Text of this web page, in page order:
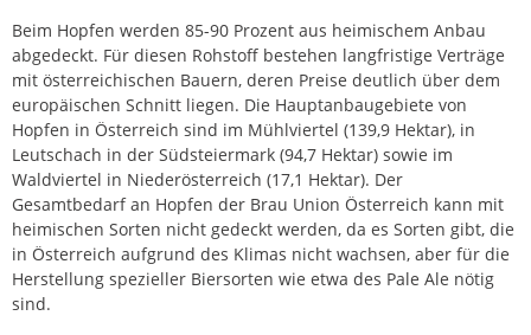
Beim Hopfen werden 85-90 Prozent aus heimischem Anbau
abgedeckt. Für diesen Rohstoff bestehen langfristige Verträge
mit österreichischen Bauern, deren Preise deutlich über dem
europäischen Schnitt liegen. Die Hauptanbaugebiete von
Hopfen in Österreich sind im Mühlviertel (139,9 Hektar), in
Leutschach in der Südsteiermark (94,7 Hektar) sowie im
Waldviertel in Niederösterreich (17,1 Hektar). Der
Gesamtbedarf an Hopfen der Brau Union Österreich kann mit
heimischen Sorten nicht gedeckt werden, da es Sorten gibt, die
in Österreich aufgrund des Klimas nicht wachsen, aber für die
Herstellung spezieller Biersorten wie etwa des Pale Ale nötig
sind.